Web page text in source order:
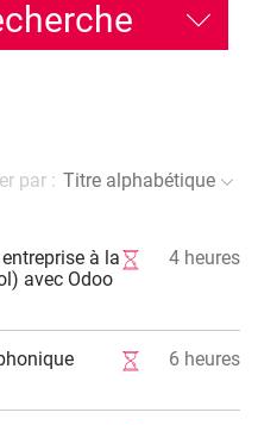
par : Titre alphabétique
à la
avec Odoo
4 heures
6 heures